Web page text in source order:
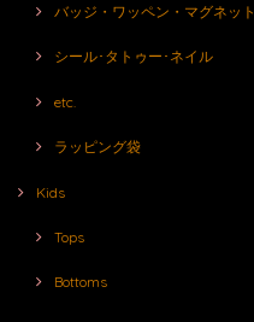
バッジ・ワッペン・マグネット
シール･タトゥー･ネイル
etc.
ラッピング袋
Kids
Tops
Bottoms